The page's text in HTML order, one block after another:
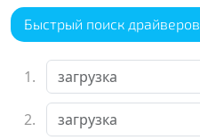
Быстрый поиск драйверов
1.
2.